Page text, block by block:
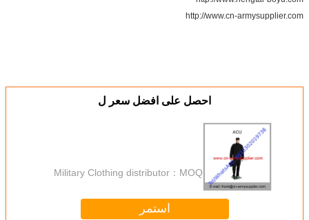
http://www.cn-
احصل على افضل سعر ل
MOQ：
Military Clothing distributor